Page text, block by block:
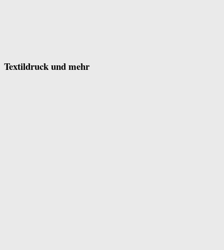
Textildruck und mehr